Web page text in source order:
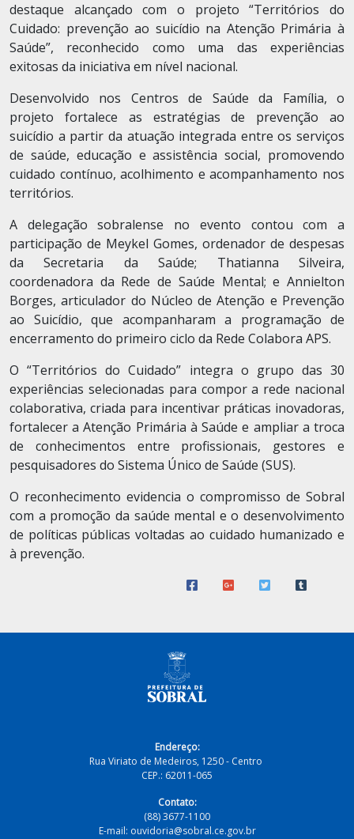
destaque alcançado com o projeto “Territórios do
Cuidado: prevenção ao suicídio na Atenção Primária à
Saúde”, reconhecido como uma das experiências
exitosas da iniciativa em nível nacional.
Desenvolvido nos Centros de Saúde da Família, o
projeto fortalece as estratégias de prevenção ao
suicídio a partir da atuação integrada entre os serviços
de saúde, educação e assistência social, promovendo
cuidado contínuo, acolhimento e acompanhamento nos
territórios.
A delegação sobralense no evento contou com a
participação de Meykel Gomes, ordenador de despesas
da Secretaria da Saúde; Thatianna Silveira,
coordenadora da Rede de Saúde Mental; e Annielton
Borges, articulador do Núcleo de Atenção e Prevenção
ao Suicídio, que acompanharam a programação de
encerramento do primeiro ciclo da Rede Colabora APS.
O “Territórios do Cuidado” integra o grupo das 30
experiências selecionadas para compor a rede nacional
colaborativa, criada para incentivar práticas inovadoras,
fortalecer a Atenção Primária à Saúde e ampliar a troca
de conhecimentos entre profissionais, gestores e
pesquisadores do Sistema Único de Saúde (SUS).
O reconhecimento evidencia o compromisso de Sobral
com a promoção da saúde mental e o desenvolvimento
de políticas públicas voltadas ao cuidado humanizado e
à prevenção.
Endereço:
Rua Viriato de Medeiros, 1250 - Centro
CEP.: 62011-065
Contato:
(88) 3677-1100
E-mail: ouvidoria@sobral.ce.gov.br